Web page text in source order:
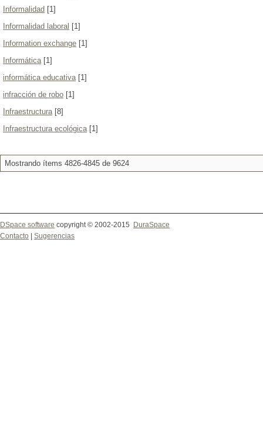
Informalidad [1]
Informalidad laboral [1]
Information exchange [1]
Informática[1]
informática educativa[1]
infracción de robo [1]
Infraestructura[8]
Infraestructura ecológica[1]
Mostrando ítems 4826-4845 de 9624
DSpace software copyright © 2002-2015
DuraSpace
Contacto
Sugerencias